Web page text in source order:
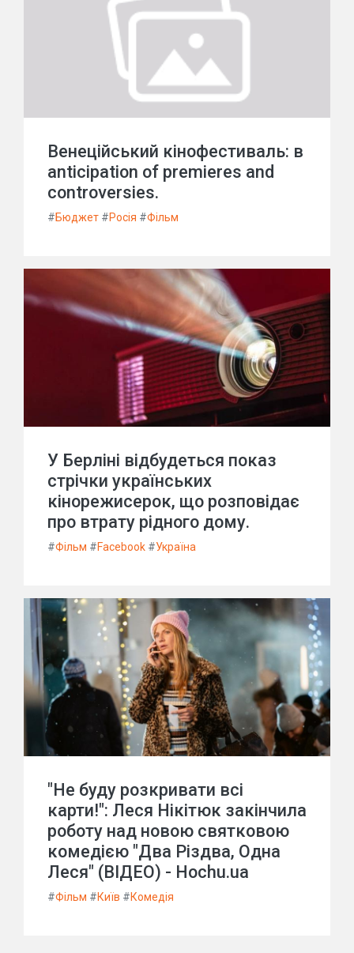
Венеційський кінофестиваль: в
anticipation of premieres and
controversies.
#Бюджет #Росія #Фільм
У Берліні відбудеться показ
стрічки українських
кінорежисерок, що розповідає
про втрату рідного дому.
#Фільм #Facebook #Україна
"Не буду розкривати всі
карти!": Леся Нікітюк закінчила
роботу над новою святковою
комедією "Два Різдва, Одна
Леся" (ВІДЕО) - Hochu.ua
#Фільм #Київ #Комедія